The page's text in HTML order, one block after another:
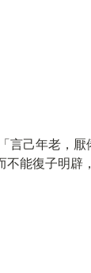
言己年老，
不能復子明辟